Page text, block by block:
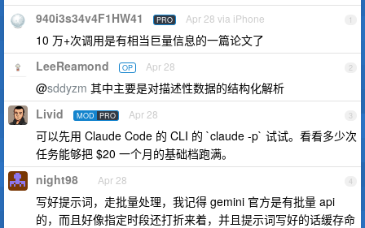
1
940i3s34v4F1HW41 PRO Apr 28 via iPhone
10 万+次调用是有相当巨量信息的一篇论文了
2
LeeReamond OP Apr 28
@sddyzm 其中主要是对描述性数据的结构化解析
3
Livid MOD PRO Apr 28
可以先用 Claude Code 的 CLI 的 `claude -p` 试试。看看多少次
任务能够把 $20 一个月的基础档跑满。
4
night98 Apr 28
写好提示词，走批量处理，我记得 gemini 官方是有批量 api
的，而且好像指定时段还打折来着，并且提示词写好的话缓存命